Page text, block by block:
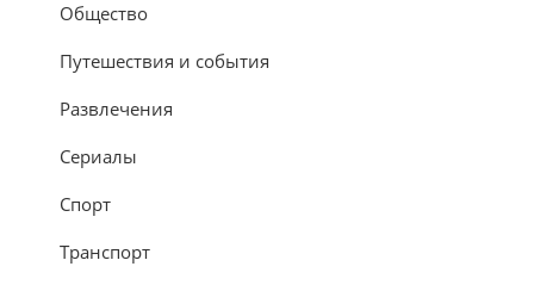
Общество
Путешествия и события
Развлечения
Сериалы
Спорт
Транспорт